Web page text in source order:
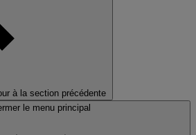
à la section précédente
le menu principal